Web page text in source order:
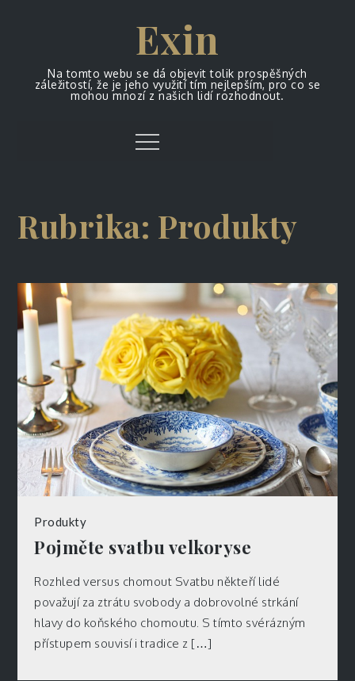
Exin
Na tomto webu se dá objevit tolik prospěšných
záležitostí, že je jeho využití tím nejlepším, pro co se
mohou mnozí z našich lidí rozhodnout.
Menu
Rubrika: Produkty
Produkty
Pojměte svatbu velkoryse
Rozhled versus chomout Svatbu někteří lidé
považují za ztrátu svobody a dobrovolné strkání
hlavy do koňského chomoutu. S tímto svérázným
přístupem souvisí i tradice z […]